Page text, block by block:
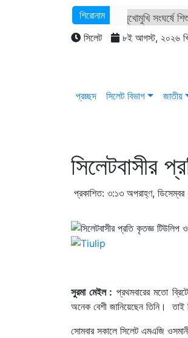
শিরোনাম
সিলেটে দুই বাসের মুখোমুখি সংঘর্ষে
সিলেটে হামের উপসর্গ নিয়ে আরও ২
সিলেট ৮ই আগস্ট, ২০২৬
প্রচ্ছদ সিলেট বিভাগ জাতীয়
সিলেটবাসীর
প্রকাশিত: ৩:১৩ অপরাহ্ণ,
সুরমা মেইল : প্রথমবারের মতো
অনেক বেশী জানিয়েছেন তিনি। তাই
সোমবার সকালে সিলেট এমএজি